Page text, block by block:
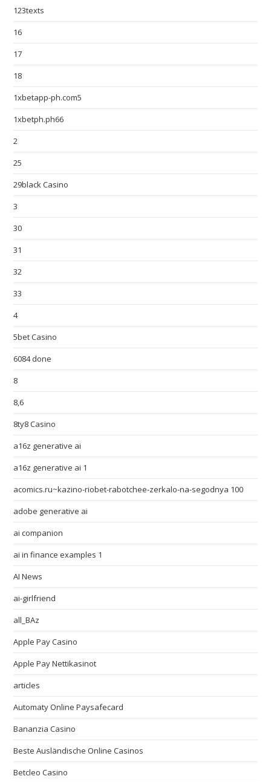
123texts
16
17
18
1xbetapp-ph.com5
1xbetph.ph66
2
25
29black Casino
3
30
31
32
33
4
5bet Casino
6084 done
8
8,6
8ty8 Casino
a16z generative ai
a16z generative ai 1
acomics.ru~kazino-riobet-rabotchee-zerkalo-na-segodnya 100
adobe generative ai
ai companion
ai in finance examples 1
AI News
ai-girlfriend
all_BAz
Apple Pay Casino
Apple Pay Nettikasinot
articles
Automaty Online Paysafecard
Bananzia Casino
Beste Ausländische Online Casinos
Betcleo Casino